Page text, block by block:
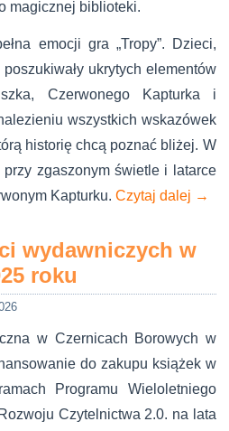
magicznej biblioteki.
emocji gra „Tropy”. Dzieci,
ukrytych elementów
Czerwonego Kapturka i
wszystkich wskazówek
historię chcą poznać bliżej. W
zgaszonym świetle i latarce
Kapturku.Czytaj dalej →
wydawniczych w
roku
w Czernicach Borowych w
do zakupu książek w
Programu Wieloletniego
Czytelnictwa 2.0. na lata